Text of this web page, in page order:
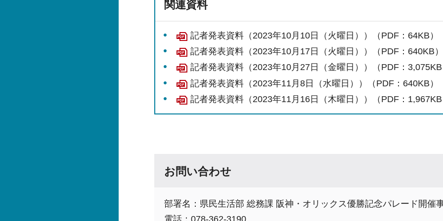
関連資料
記者発表資料（2023年10月10日（火曜日））（PDF：64KB）
記者発表資料（2023年10月17日（火曜日））（PDF：640KB）
記者発表資料（2023年10月27日（金曜日））（PDF：3,075KB
記者発表資料（2023年11月8日（水曜日））（PDF：640KB）
記者発表資料（2023年11月16日（木曜日））（PDF：1,967KB
お問い合わせ
部署名：県民生活部 総務課 阪神・オリックス優勝記念パレード開催
電話：078-362-3190